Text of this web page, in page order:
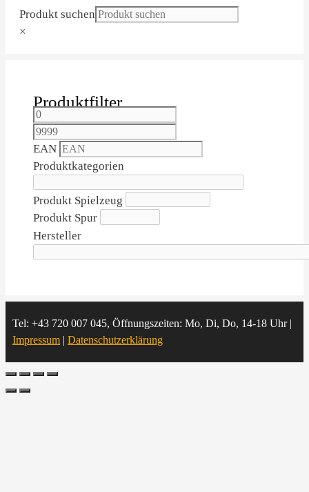
Produkt suchen
×
Produktfilter
EAN
Produktkategorien
Produkt Spielzeug
Produkt Spur
Hersteller
Tel: +43 720 007 045, Öffnungszeiten: Mo, Di, Do, 14-18 Uhr |
Impressum | Datenschutzerklärung